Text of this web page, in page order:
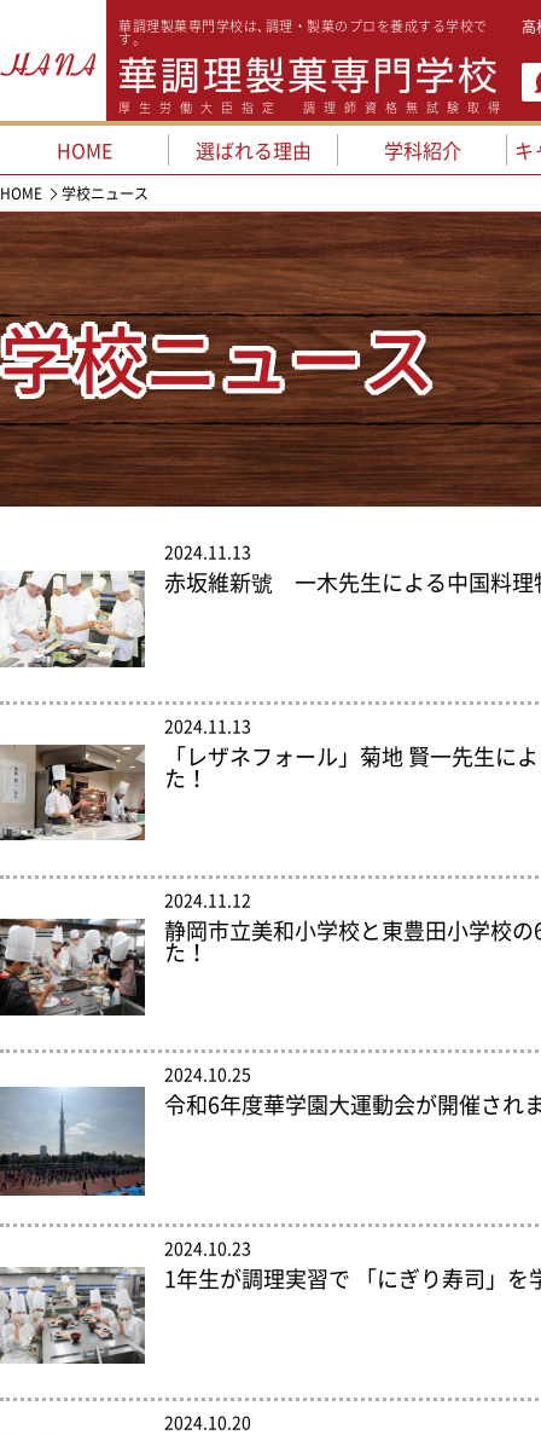
華調理製菓専門学校は､調理・製菓のプロを養成する学校で
す。
厚生労働大臣指定 調理師資格無試験取得
高
HOME 選ばれる理由 学科紹介 キ
HOME 学校ニュース
学校ニュース
2024.11.13
赤坂維新號 一木先生による中国料理
2024.11.13
「レザネフォール」菊地 賢一先生に
た！
2024.11.12
静岡市立美和小学校と東豊田小学校
た！
2024.10.25
令和6年度華学園大運動会が開催され
2024.10.23
1年生が調理実習で 「にぎり寿司」を
2024.10.20